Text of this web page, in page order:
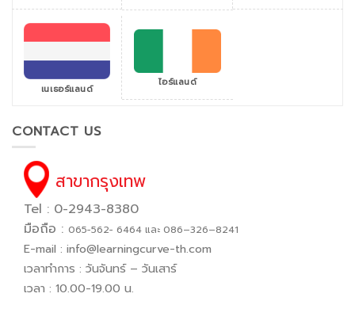
เนเธอร์แลนด์ ไอร์แลนด์
CONTACT US
สาขากรุงเทพ
Tel : 0-2943-8380
มือถือ : 065−562− 6464 และ 086–326–8241
E-mail : info@learningcurve-th.com
เวลาทำการ : วันจันทร์ – วันเสาร์
เวลา : 10.00-19.00 น.